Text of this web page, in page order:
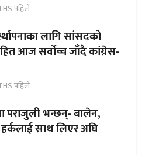
पहिले
लागि सांसदको
आज सर्वोच्च जाँदै कांग्रेस-
पहिले
पराजुली भन्छन्- बालेन,
साथ लिएर अघि